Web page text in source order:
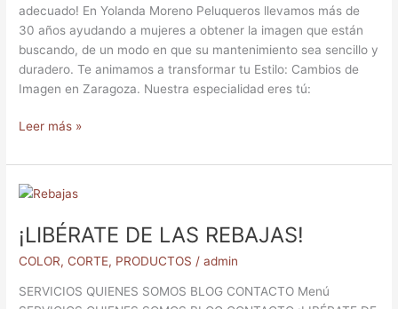
adecuado! En Yolanda Moreno Peluqueros llevamos más de
30 años ayudando a mujeres a obtener la imagen que están
buscando, de un modo en que su mantenimiento sea sencillo y
duradero. Te animamos a transformar tu Estilo: Cambios de
Imagen en Zaragoza​. Nuestra especialidad eres tú:
Leer más »
¡LIBÉRATE DE LAS REBAJAS!
COLOR,CORTE, PRODUCTOS /admin
SERVICIOS QUIENES SOMOS BLOG CONTACTO Menú
¡LIBÉRATE
LAS
REBAJAS!